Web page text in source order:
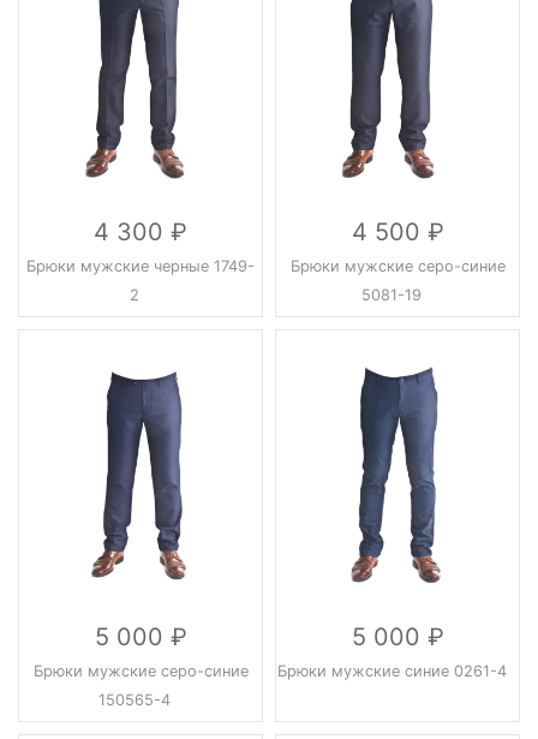
4 300
Брюки мужские черные 1749-
2
4 500
Брюки мужские серо-синие
5081-19
5 000
Брюки мужские серо-синие
150565-4
5 000
Брюки мужские синие 0261-4